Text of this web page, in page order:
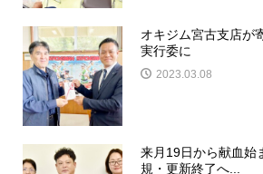
オキジム宮古支店
実行委に
2023.03.08
来月19日から献血
規・更新終了へ...